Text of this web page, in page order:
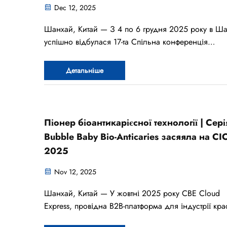
Dec 12, 2025
Шанхай, Китай — З 4 по 6 грудня 2025 року в
успішно відбулася 17-та Спільна конференція
муніципалітету та Конференція з розвитку китайської
міжнародної косметичної промисловості CICE
Детальніше
Піонер біоантикарієсної технології |
Bubble Baby Bio-Anticaries засяяла на
2025
Nov 12, 2025
Шанхай, Китай — У жовтні 2025 року CBE Cloud
Express, провідна B2B-платформа для індустрії